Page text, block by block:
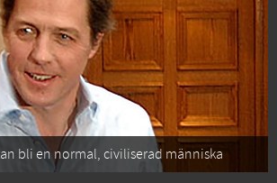
bli en normal, civiliserad människa